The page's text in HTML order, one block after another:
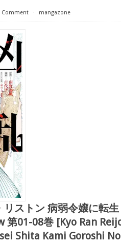
Comment ⋅ mangazone
リストン 病弱令嬢に転
第01-08巻 [Kyo Ran
Shita Kami Goroshi